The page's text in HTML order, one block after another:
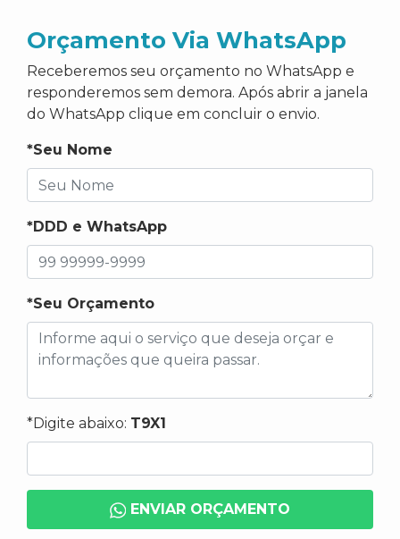
Orçamento Via WhatsApp
Receberemos seu orçamento no WhatsApp e
responderemos sem demora. Após abrir a janela
do WhatsApp clique em concluir o envio.
*Seu Nome
*DDD e WhatsApp
*Seu Orçamento
*Digite abaixo: T9X1
ENVIAR ORÇAMENTO